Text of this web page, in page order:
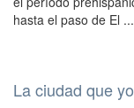
hasta el paso de El ...
La ciudad que